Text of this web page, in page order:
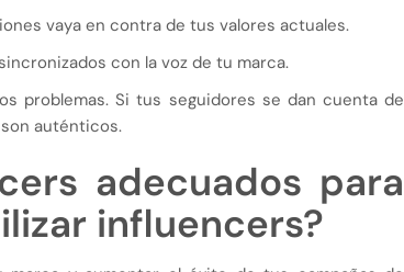
vaya en contra de tus valores actuales.
con la voz de tu marca.
problemas. Si tus seguidores se dan cuenta de
auténticos.
adecuados para
influencers?